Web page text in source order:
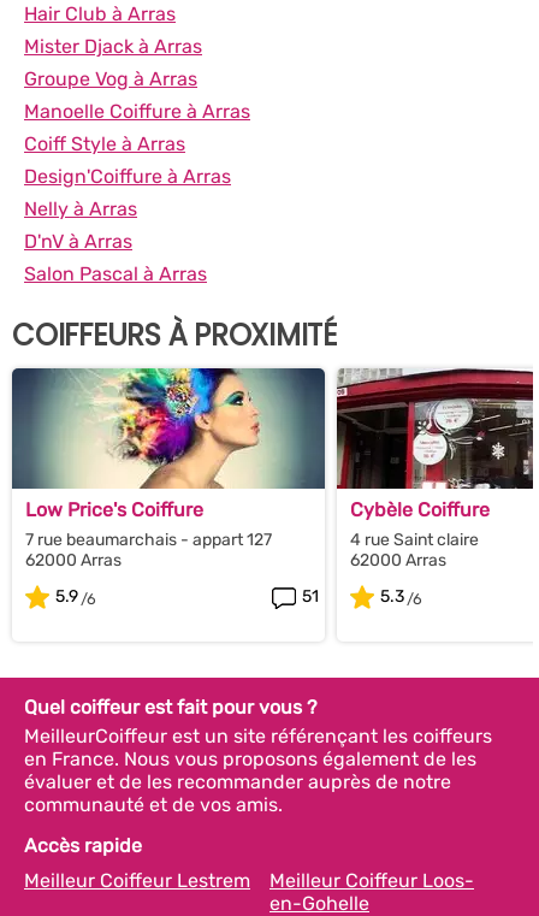
Hair Club à Arras
Mister Djack à Arras
Groupe Vog à Arras
Manoelle Coiffure à Arras
Coiff Style à Arras
Design'Coiffure à Arras
Nelly à Arras
D'nV à Arras
Salon Pascal à Arras
COIFFEURS À PROXIMITÉ
Low Price's Coiffure
7 rue beaumarchais - appart 127
62000 Arras
5.9
51
Cybèle Coiffure
4 rue Saint claire
62000 Arras
5.3
Quel coiffeur est fait pour vous ?
MeilleurCoiffeur est un site référençant les coiffeurs
en France. Nous vous proposons également de les
évaluer et de les recommander auprès de notre
communauté et de vos amis.
Accès rapide
Meilleur Coiffeur Lestrem
Meilleur Coiffeur Loos-
en-Gohelle